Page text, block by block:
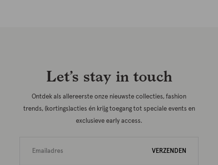
Let’s stay in touch
Ontdek als allereerste onze nieuwste collecties, fashion
trends, (kortings)acties én krijg toegang tot speciale events en
exclusieve early access.
VERZENDEN